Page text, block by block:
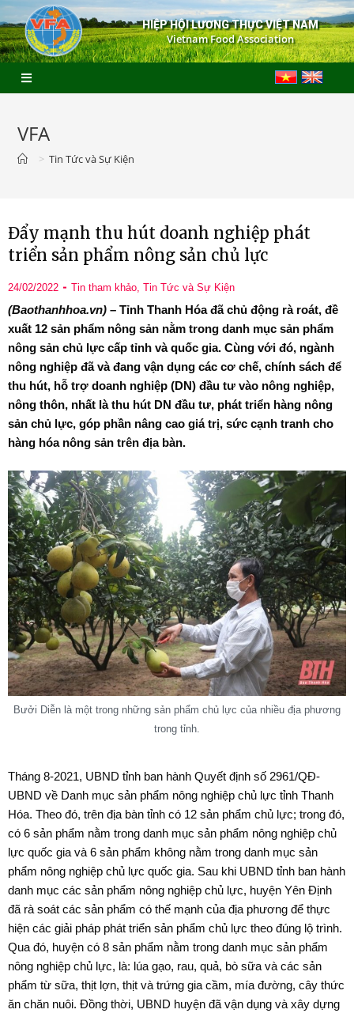
HIỆP HỘI LƯƠNG THỰC VIỆT NAM
Vietnam Food Association
VFA
> Tin Tức và Sự Kiện
Đẩy mạnh thu hút doanh nghiệp phát
triển sản phẩm nông sản chủ lực
24/02/2022 Tin tham khảo, Tin Tức và Sự Kiện
(Baothanhhoa.vn) – Tỉnh Thanh Hóa đã chủ động rà roát, đề
xuất 12 sản phẩm nông sản nằm trong danh mục sản phẩm
nông sản chủ lực cấp tỉnh và quốc gia. Cùng với đó, ngành
nông nghiệp đã và đang vận dụng các cơ chế, chính sách để
thu hút, hỗ trợ doanh nghiệp (DN) đầu tư vào nông nghiệp,
nông thôn, nhất là thu hút DN đầu tư, phát triển hàng nông
sản chủ lực, góp phần nâng cao giá trị, sức cạnh tranh cho
hàng hóa nông sản trên địa bàn.
Bưởi Diễn là một trong những sản phẩm chủ lực của nhiều địa phương
trong tỉnh.
Tháng 8-2021, UBND tỉnh ban hành Quyết định số 2961/QĐ-
UBND về Danh mục sản phẩm nông nghiệp chủ lực tỉnh Thanh
Hóa. Theo đó, trên địa bàn tỉnh có 12 sản phẩm chủ lực; trong đó,
có 6 sản phẩm nằm trong danh mục sản phẩm nông nghiệp chủ
lực quốc gia và 6 sản phẩm không nằm trong danh mục sản
phẩm nông nghiệp chủ lực quốc gia. Sau khi UBND tỉnh ban hành
danh mục các sản phẩm nông nghiệp chủ lực, huyện Yên Định
đã rà soát các sản phẩm có thế mạnh của địa phương để thực
hiện các giải pháp phát triển sản phẩm chủ lực theo đúng lộ trình.
Qua đó, huyện có 8 sản phẩm nằm trong danh mục sản phẩm
nông nghiệp chủ lực, là: lúa gạo, rau, quả, bò sữa và các sản
phẩm từ sữa, thịt lợn, thịt và trứng gia cầm, mía đường, cây thức
ăn chăn nuôi. Đồng thời, UBND huyện đã vận dụng và xây dựng